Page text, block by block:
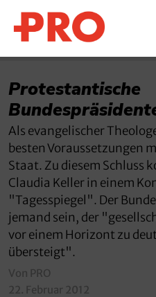
Protestantische
Als evangelischer
besten Voraussetzungen
Staat. Zu diesem Schluss
Claudia Keller in einem
"Tagesspiegel". Der
jemand sein, der
vor einem Horizont zu
übersteigt".
Von PRO
22. Februar 2012